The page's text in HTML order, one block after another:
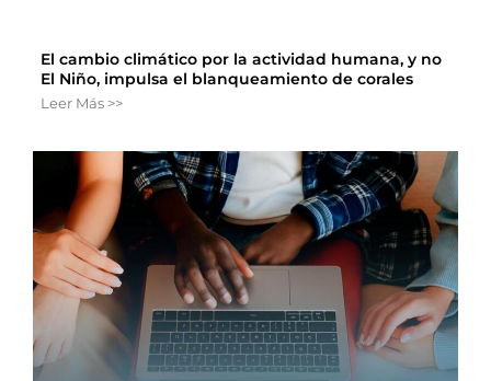
El cambio climático por la actividad humana, y no
El Niño, impulsa el blanqueamiento de corales
Leer Más >>